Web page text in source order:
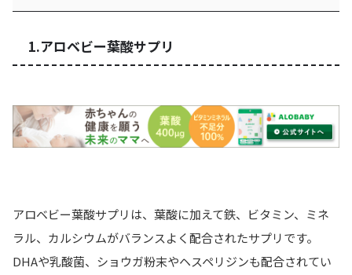
1.アロベビー葉酸サプリ
アロベビー葉酸サプリは、葉酸に加えて鉄、ビタミン、ミネ
ラル、カルシウムがバランスよく配合されたサプリです。
DHAや乳酸菌、ショウガ粉末やヘスペリジンも配合されてい